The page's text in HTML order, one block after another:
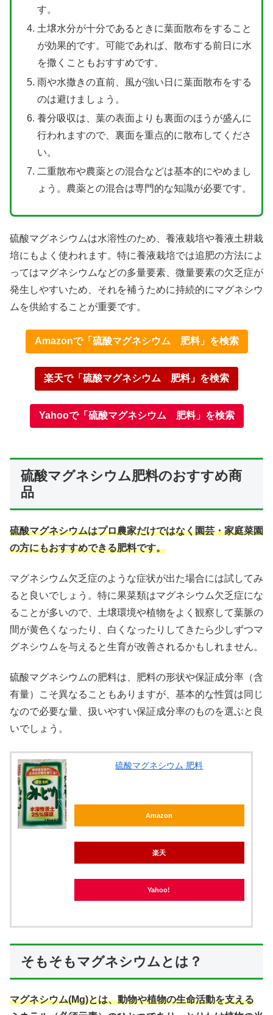
す。
土壌水分が十分であるときに葉面散布をすること
が効果的です。可能であれば、散布する前日に水
を撒くこともおすすめです。
雨や水撒きの直前、風が強い日に葉面散布をする
のは避けましょう。
養分吸収は、葉の表面よりも裏面のほうが盛んに
行われますので、裏面を重点的に散布してくださ
い。
二重散布や農薬との混合などは基本的にやめまし
ょう。農薬との混合は専門的な知識が必要です。
硫酸マグネシウムは水溶性のため、養液栽培や養液土耕栽
培にもよく使われます。特に養液栽培では追肥の方法によ
ってはマグネシウムなどの多量要素、微量要素の欠乏症が
発生しやすいため、それを補うために持続的にマグネシウ
ムを供給することが重要です。
Amazonで「硫酸マグネシウム 肥料」を検索
楽天で「硫酸マグネシウム 肥料」を検索
Yahooで「硫酸マグネシウム 肥料」を検索
硫酸マグネシウム肥料のおすすめ商
品
硫酸マグネシウムはプロ農家だけではなく園芸・家庭菜園
の方にもおすすめできる肥料です。
マグネシウム欠乏症のような症状が出た場合には試してみ
ると良いでしょう。特に果菜類はマグネシウム欠乏症にな
ることが多いので、土壌環境や植物をよく観察して葉脈の
間が黄色くなったり、白くなったりしてきたら少しずつマ
グネシウムを与えると生育が改善されるかもしれません。
硫酸マグネシウムの肥料は、肥料の形状や保証成分率（含
有量）こそ異なることもありますが、基本的な性質は同じ
なので必要な量、扱いやすい保証成分率のものを選ぶと良
いでしょう。
硫酸マグネシウム 肥料
Amazon
楽天
Yahoo!
そもそもマグネシウムとは？
マグネシウム(Mg)とは、動物や植物の生命活動を支える